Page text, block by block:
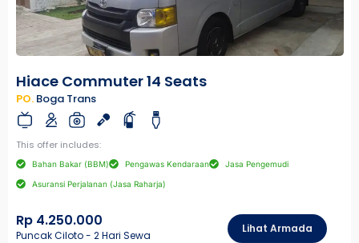
Hiace Commuter 14 Seats
PO. Boga Trans
This offer includes:
Bahan Bakar (BBM) Pengawas Kendaraan Jasa Pengemudi
Asuransi Perjalanan (Jasa Raharja)
Rp 4.250.000
Puncak Ciloto - 2 Hari Sewa
Lihat Armada